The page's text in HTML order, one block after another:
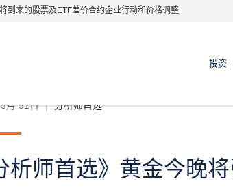
到来的股票及ETF差价合约企业行动和价格调整
投资
月 31日 分析师首选
析师首选》黄金今晚